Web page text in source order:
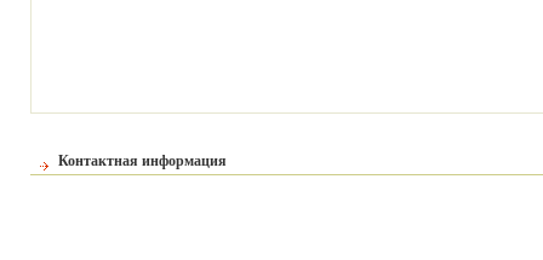
Контактная информация